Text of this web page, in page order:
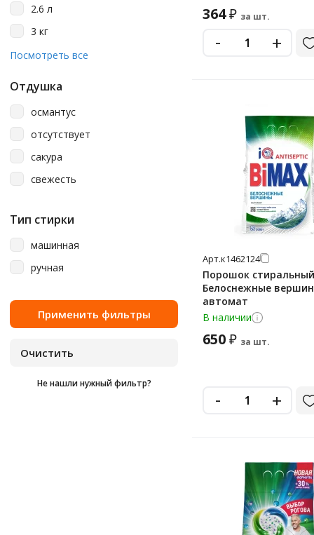
2.6 л
3 кг
400 г
Посмотреть все
Отдушка
османтус
отсутствует
сакура
свежесть
Тип стирки
машинная
ручная
Не нашли нужный фильтр?
364₽ за шт.
- +
Арт.к1462124
Порошок
Белоснежные
автомат
В наличии
650₽ за шт.
- +